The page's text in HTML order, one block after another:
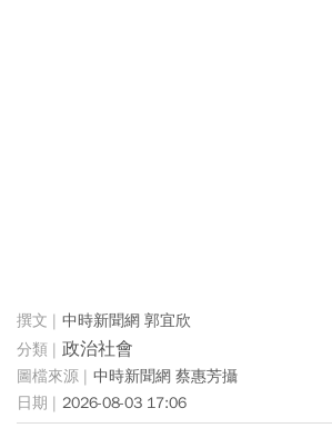
中時新聞網 郭宜欣
政治社會
中時新聞網 蔡惠芳攝
2026-08-03 17:06